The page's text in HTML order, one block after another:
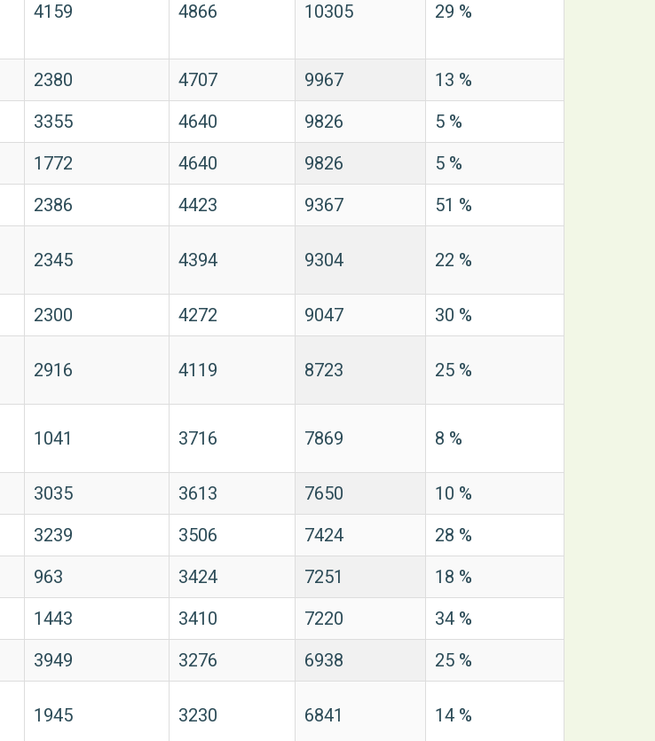
4159 4866 10305 29 %
2380 4707 9967
13 %
3355 4640 9826
5 %
1772 4640 9826
5 %
2386 4423 9367
51 %
2345 4394 9304 22 %
2300 4272 9047
30 %
2916 4119 8723 25 %
1041 3716 7869 8 %
3035 3613 7650
10 %
3239 3506 7424
28 %
963 3424 7251
18 %
1443 3410 7220
34 %
3949 3276 6938
25 %
1945 3230 6841 14 %